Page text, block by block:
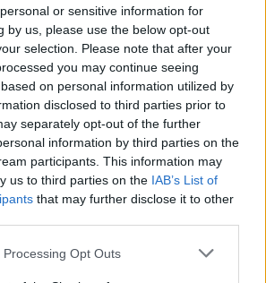
or sensitive information for
by us, please use the below opt-out
selection. Please note that after your
you may continue seeing
on personal information utilized by
disclosed to third parties prior to
separately opt-out of the further
information by third parties on the
participants. This information may
us to third parties on the IAB’s List of
that may further disclose it to other
Opt Outs